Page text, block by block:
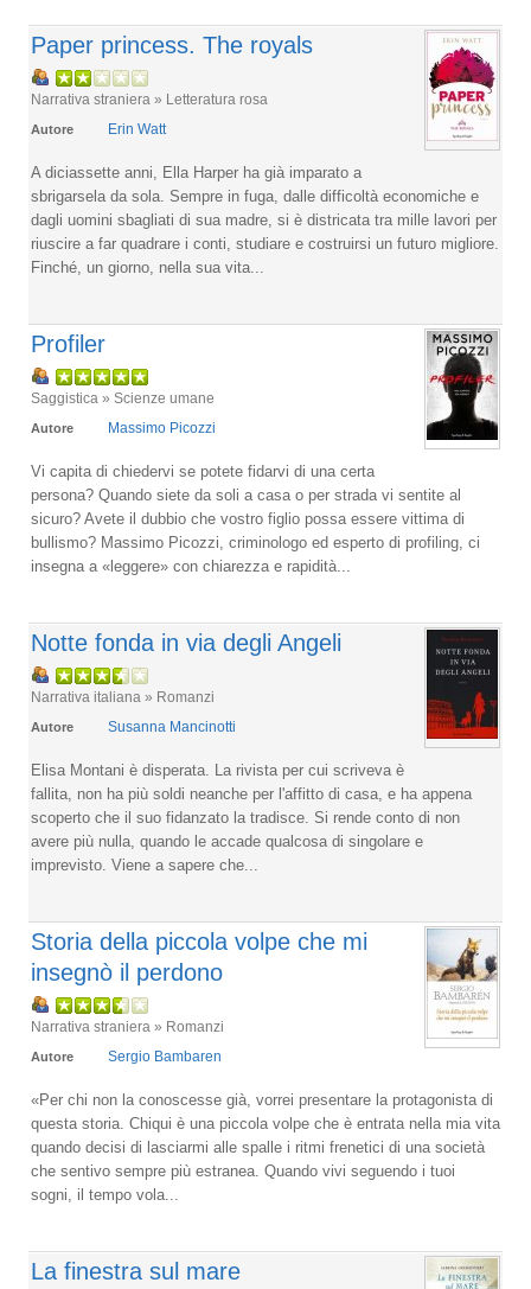
Paper princess. The royals
Narrativa straniera » Letteratura rosa
Autore Erin Watt
A diciassette anni, Ella Harper ha già imparato a
sbrigarsela da sola. Sempre in fuga, dalle difficoltà economiche e
dagli uomini sbagliati di sua madre, si è districata tra mille lavori per
riuscire a far quadrare i conti, studiare e costruirsi un futuro migliore.
Finché, un giorno, nella sua vita...
Profiler
Saggistica » Scienze umane
Autore Massimo Picozzi
Vi capita di chiedervi se potete fidarvi di una certa
persona? Quando siete da soli a casa o per strada vi sentite al
sicuro? Avete il dubbio che vostro figlio possa essere vittima di
bullismo? Massimo Picozzi, criminologo ed esperto di profiling, ci
insegna a «leggere» con chiarezza e rapidità...
Notte fonda in via degli Angeli
Narrativa italiana » Romanzi
Autore Susanna Mancinotti
Elisa Montani è disperata. La rivista per cui scriveva è
fallita, non ha più soldi neanche per l'affitto di casa, e ha appena
scoperto che il suo fidanzato la tradisce. Si rende conto di non
avere più nulla, quando le accade qualcosa di singolare e
imprevisto. Viene a sapere che...
Storia della piccola volpe che mi
insegnò il perdono
Narrativa straniera » Romanzi
Autore Sergio Bambaren
«Per chi non la conoscesse già, vorrei presentare la protagonista di
questa storia. Chiqui è una piccola volpe che è entrata nella mia vita
quando decisi di lasciarmi alle spalle i ritmi frenetici di una società
che sentivo sempre più estranea. Quando vivi seguendo i tuoi
sogni, il tempo vola...
La finestra sul mare